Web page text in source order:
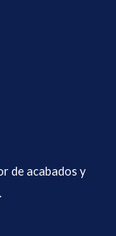
de acabados y